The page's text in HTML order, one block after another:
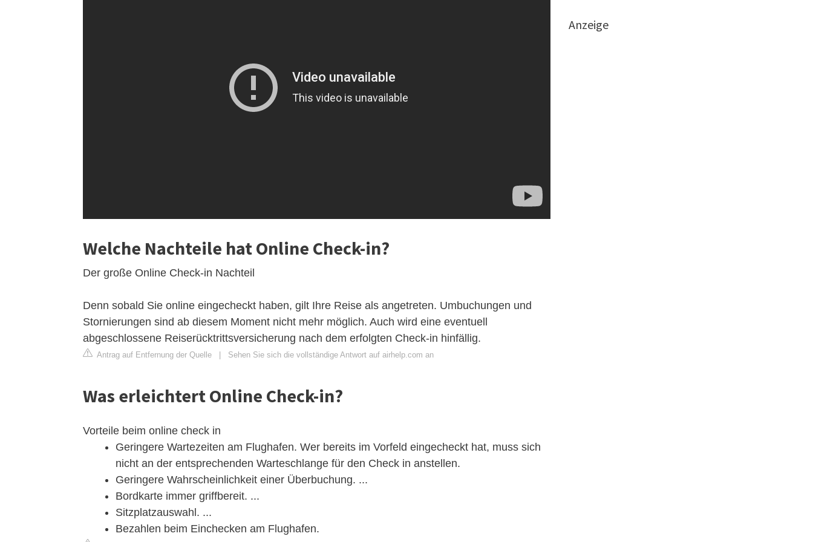
Welche Nachteile hat Online Check-in?
Der große Online Check-in Nachteil
Denn sobald Sie online eingecheckt haben, gilt Ihre Reise als angetreten. Umbuchungen und
Stornierungen sind ab diesem Moment nicht mehr möglich. Auch wird eine eventuell
abgeschlossene Reiserücktrittsversicherung nach dem erfolgten Check-in hinfällig.
Antrag auf Entfernung der Quelle | Sehen Sie sich die vollständige Antwort auf airhelp.com an
Was erleichtert Online Check-in?
Vorteile beim online check in
Geringere Wartezeiten am Flughafen. Wer bereits im Vorfeld eingecheckt hat, muss sich
nicht an der entsprechenden Warteschlange für den Check in anstellen.
Geringere Wahrscheinlichkeit einer Überbuchung. ...
Bordkarte immer griffbereit. ...
Sitzplatzauswahl. ...
Bezahlen beim Einchecken am Flughafen.
Anzeige